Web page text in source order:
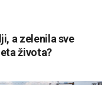
a zelenila sve
života?